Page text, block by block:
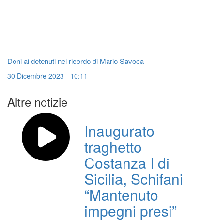
Doni ai detenuti nel ricordo di Mario Savoca
30 Dicembre 2023 - 10:11
Altre notizie
Inaugurato
traghetto
Costanza I di
Sicilia, Schifani
“Mantenuto
impegni presi”